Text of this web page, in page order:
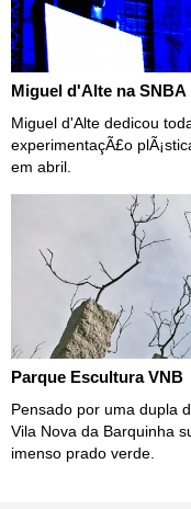
Miguel d'Alte na SNBA
Miguel d'Alte dedicou
experimentaçÃ£o
em abril.
Parque Escultura VNB
Pensado por uma dupla
Vila Nova da Barquinha
imenso prado verde.